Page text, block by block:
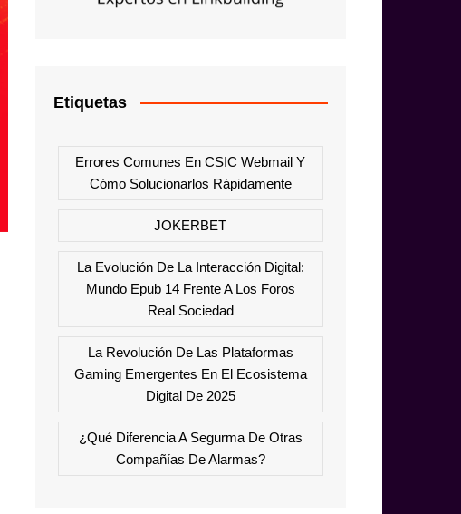
Etiquetas
Errores Comunes En CSIC Webmail Y
Cómo Solucionarlos Rápidamente
JOKERBET
La Evolución De La Interacción Digital:
Mundo Epub 14 Frente A Los Foros
Real Sociedad
La Revolución De Las Plataformas
Gaming Emergentes En El Ecosistema
Digital De 2025
¿Qué Diferencia A Segurma De Otras
Compañías De Alarmas?